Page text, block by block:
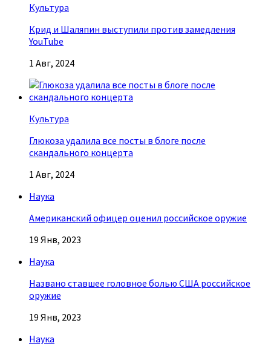
Культура
Крид и Шаляпин выступили против замедления
YouTube
1 Авг, 2024
Культура
Глюкоза удалила все посты в блоге после
скандального концерта
1 Авг, 2024
Наука
Американский офицер оценил российское оружие
19 Янв, 2023
Наука
Названо ставшее головное болью США российское
оружие
19 Янв, 2023
Наука